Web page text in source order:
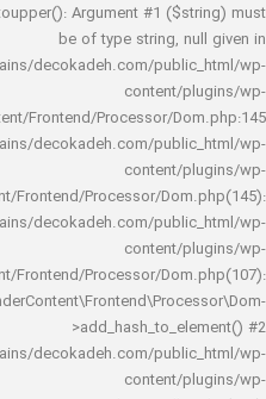
strtoupper(): Argument #1
be of type string,
domains/decokadeh.com/
Frontend/Processor/
domains/decokadeh.com/
Frontend/Processor/
domains/decokadeh.com/
Frontend/Processor/
domains/decokadeh.com/